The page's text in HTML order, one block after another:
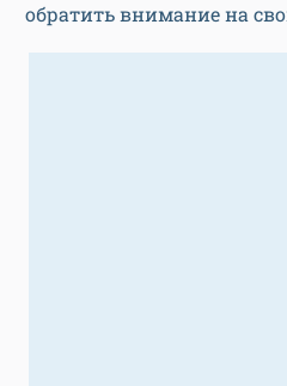
обратить внимание на